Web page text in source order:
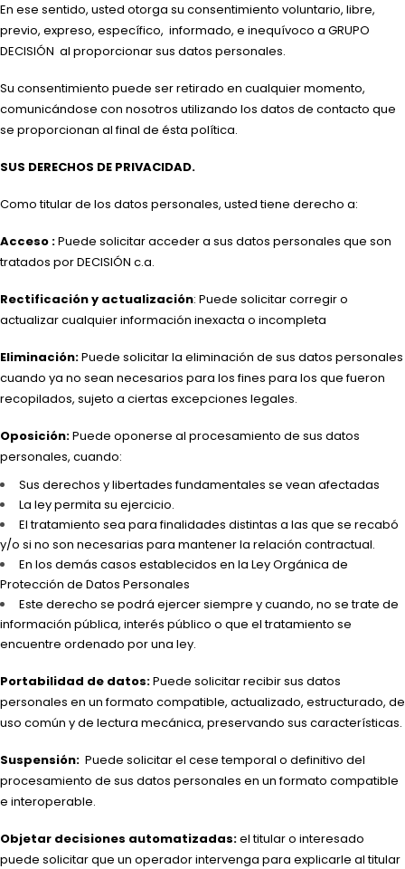
En ese sentido, usted otorga su consentimiento voluntario, libre,
previo, expreso, específico, informado, e inequívoco a GRUPO
DECISIÓN al proporcionar sus datos personales.
Su consentimiento puede ser retirado en cualquier momento,
comunicándose con nosotros utilizando los datos de contacto que
se proporcionan al final de ésta política.
SUS DERECHOS DE PRIVACIDAD.
Como titular de los datos personales, usted tiene derecho a:
Acceso :Puede solicitar acceder a sus datos personales que son
tratados por DECISIÓN c.a.
Rectificación y actualización: Puede solicitar corregir o
actualizar cualquier información inexacta o incompleta
Eliminación:Puede solicitar la eliminación de sus datos personales
cuando ya no sean necesarios para los fines para los que fueron
recopilados, sujeto a ciertas excepciones legales.
Oposición:Puede oponerse al procesamiento de sus datos
personales, cuando:
Sus derechos y libertades fundamentales se vean afectadas
La ley permita su ejercicio.
El tratamiento sea para finalidades distintas a las que se recabó
y/o si no son necesarias para mantener la relación contractual.
En los demás casos establecidos en la Ley Orgánica de
Protección de Datos Personales
Este derecho se podrá ejercer siempre y cuando, no se trate de
información pública, interés público o que el tratamiento se
encuentre ordenado por una ley.
Portabilidad de datos:Puede solicitar recibir sus datos
personales en un formato compatible, actualizado, estructurado, de
uso común y de lectura mecánica, preservando sus características.
Suspensión: Puede solicitar el cese temporal o definitivo del
procesamiento de sus datos personales en un formato compatible
e interoperable.
Objetar decisiones automatizadas:el titular o interesado
puede solicitar que un operador intervenga para explicarle al titular